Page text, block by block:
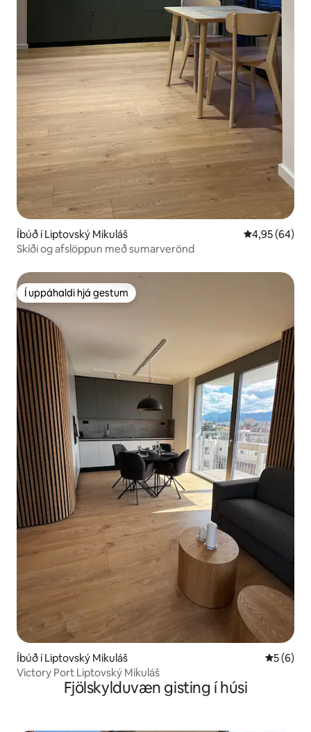
Íbúð í Liptovský Mikuláš 4,95 af 5 í
4,95 (64)
Skíði og afslöppun með sumarverönd
Í uppáhaldi hjá gestum
Í uppáhaldi hjá gestum
Íbúð í Liptovský Mikuláš 5 af 5 í
5 (6)
Victory Port Liptovský Mikuláš
Fjölskylduvæn gisting í húsi